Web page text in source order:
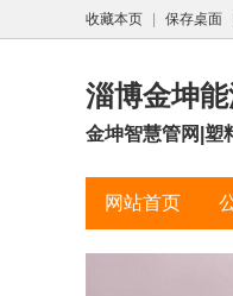
收藏本页 保存桌面
淄博金坤
金坤智慧管网|塑
网站首页